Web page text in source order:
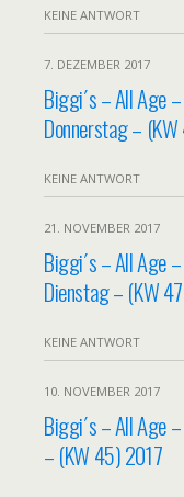
KEINE ANTWORT
7. DEZEMBER 2017
Biggi´s – All Age
Donnerstag –
KEINE ANTWORT
21. NOVEMBER 2017
Biggi´s – All Age
Dienstag – (KW
KEINE ANTWORT
10. NOVEMBER 2017
Biggi´s – All Age
– (KW 45) 2017